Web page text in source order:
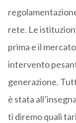
rete. Le
prima e il
intervento
generazione.
è stata
ti diremo quali